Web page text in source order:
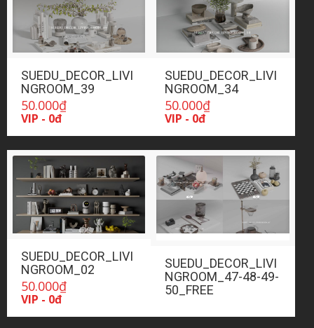
SUEDU_DECOR_LIVI
NGROOM_39
50.000₫
VIP - 0đ
SUEDU_DECOR_LIVI
NGROOM_34
50.000₫
VIP - 0đ
SUEDU_DECOR_LIVI
NGROOM_02
50.000₫
VIP - 0đ
SUEDU_DECOR_LIVI
NGROOM_47-48-49-
50_FREE